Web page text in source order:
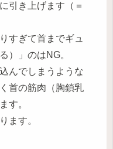
引き上げます（＝
すぎて首までギュ
）」のはNG。
んでしまうような
首の筋肉（胸鎖乳
す。
ます。